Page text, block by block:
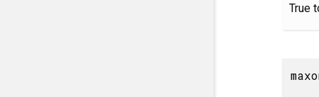
True